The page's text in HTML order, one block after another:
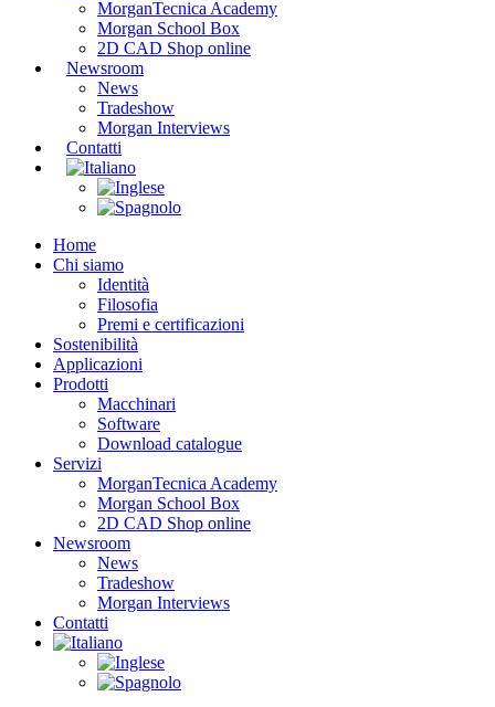
MorganTecnica Academy
Morgan School Box
2D CAD Shop online
Newsroom
News
Tradeshow
Morgan Interviews
Contatti
Home
Chi siamo
Identità
Filosofia
Premi e certificazioni
Sostenibilità
Applicazioni
Prodotti
Macchinari
Software
Download catalogue
Servizi
MorganTecnica Academy
Morgan School Box
2D CAD Shop online
Newsroom
News
Tradeshow
Morgan Interviews
Contatti